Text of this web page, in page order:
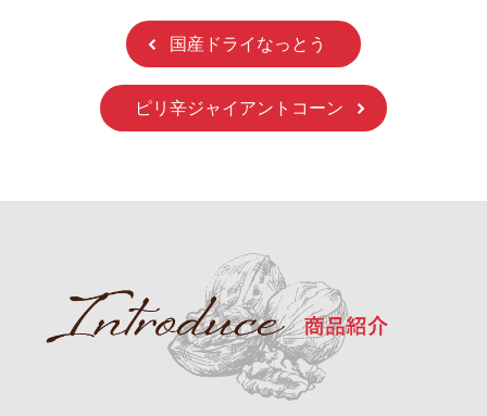
国産ドライなっとう
ピリ辛ジャイアントコーン